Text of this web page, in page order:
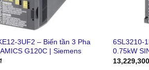
3UF2 – Biến tần 3 Pha
G120C | Siemens
6SL3210-
0.75kW